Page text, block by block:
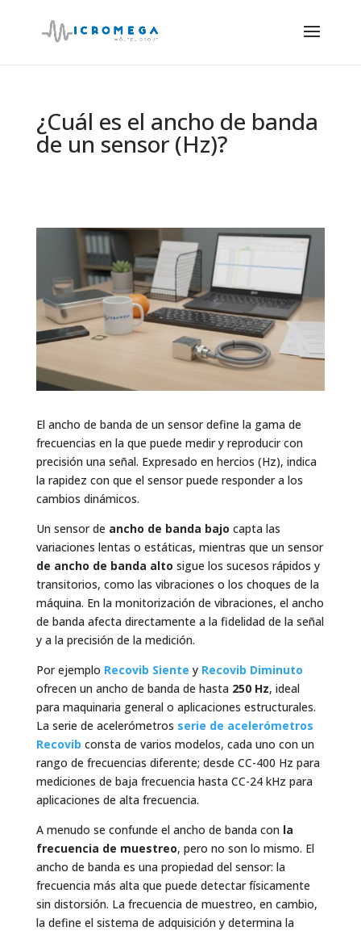
¿Cuál es el ancho de banda
de un sensor (Hz)?
El ancho de banda de un sensor define la gama de
frecuencias en la que puede medir y reproducir con
precisión una señal. Expresado en hercios (Hz), indica
la rapidez con que el sensor puede responder a los
cambios dinámicos.
Un sensor de ancho de banda bajo capta las
variaciones lentas o estáticas, mientras que un sensor
de ancho de banda alto sigue los sucesos rápidos y
transitorios, como las vibraciones o los choques de la
máquina. En la monitorización de vibraciones, el ancho
de banda afecta directamente a la fidelidad de la señal
y a la precisión de la medición.
Por ejemplo Recovib Siente y Recovib Diminuto
ofrecen un ancho de banda de hasta 250 Hz, ideal
para maquinaria general o aplicaciones estructurales.
La serie de acelerómetros serie de acelerómetros
Recovib consta de varios modelos, cada uno con un
rango de frecuencias diferente; desde CC-400 Hz para
mediciones de baja frecuencia hasta CC-24 kHz para
aplicaciones de alta frecuencia.
A menudo se confunde el ancho de banda con la
frecuencia de muestreo, pero no son lo mismo. El
ancho de banda es una propiedad del sensor: la
frecuencia más alta que puede detectar físicamente
sin distorsión. La frecuencia de muestreo, en cambio,
la define el sistema de adquisición y determina la